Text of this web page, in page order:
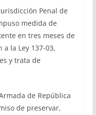
Penal de
medida de
en tres meses de
la Ley 137-03,
y trata de
de República
de preservar,